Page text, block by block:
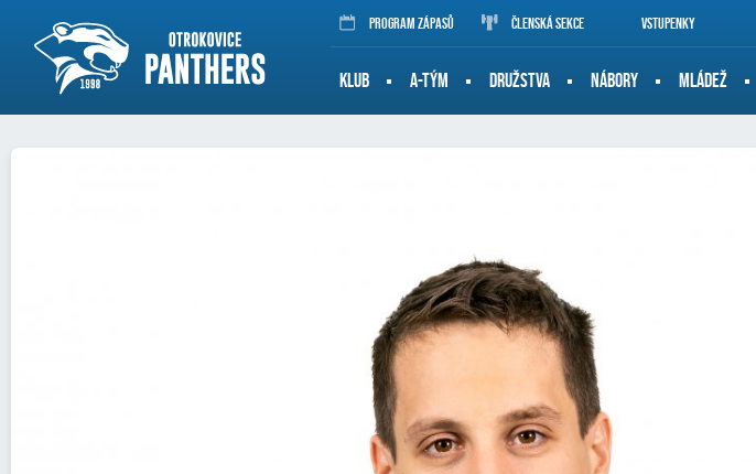
Program zápasů Členská sekce Vstupenky
KLUB A-TÝM DRUŽSTVA NÁBORY MLÁDEŽ